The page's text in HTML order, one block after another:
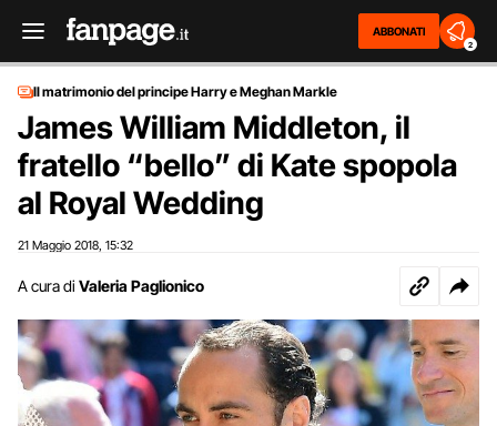
ABBONATI
2
Il matrimonio del principe Harry e Meghan Markle
James William Middleton, il
fratello “bello” di Kate spopola
al Royal Wedding
21 Maggio 2018 15:32
A cura di Valeria Paglionico